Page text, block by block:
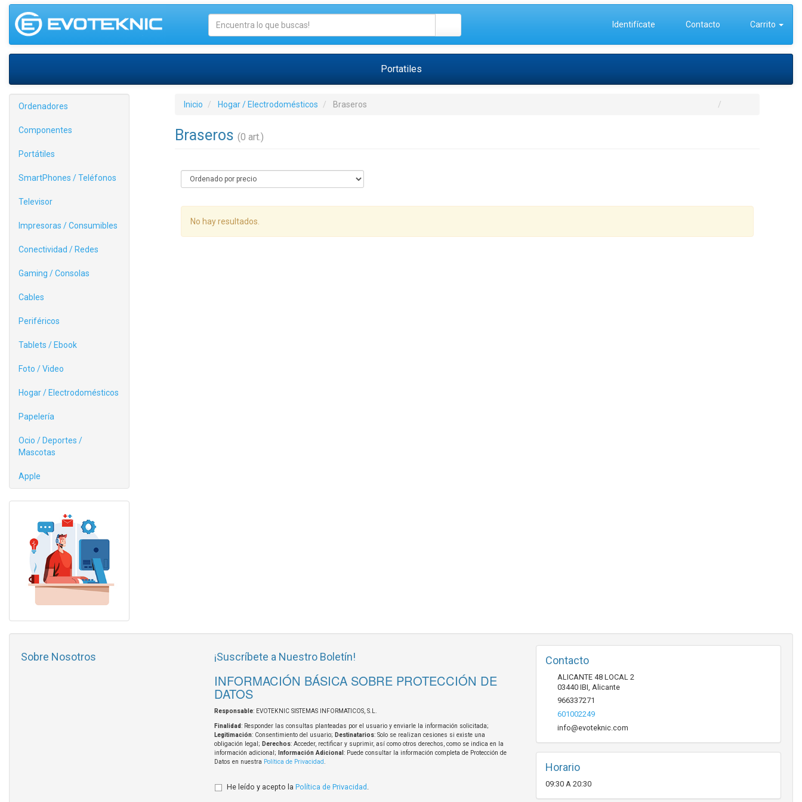
Identifícate Contacto Carrito
Portatiles
Ordenadores
Componentes
Portátiles
SmartPhones / Teléfonos
Televisor
Impresoras / Consumibles
Conectividad / Redes
Gaming / Consolas
Cables
Periféricos
Tablets / Ebook
Foto / Video
Hogar / Electrodomésticos
Papelería
Ocio / Deportes /
Mascotas
Apple
Inicio Hogar / Electrodomésticos Braseros
Braseros (0 art.)
No hay resultados.
Sobre Nosotros ¡Suscríbete a Nuestro Boletín!
INFORMACIÓN BÁSICA SOBRE PROTECCIÓN DE
DATOS
Responsable: EVOTEKNIC SISTEMAS INFORMATICOS, S.L.
Finalidad: Responder las consultas planteadas por el usuario y enviarle la información solicitada;
Legitimación: Consentimiento del usuario; Destinatarios: Solo se realizan cesiones si existe una
obligación legal; Derechos: Acceder, rectificar y suprimir, así como otros derechos, como se indica en la
información adicional;
Información Adicional : Puede consultar la información completa de Protección de
Datos en nuestra Política de Privacidad.
He leído y acepto la Política de Privacidad .
Contacto
ALICANTE 48 LOCAL 2
03440 IBI, Alicante
966337271
601002249
info@evoteknic.com
Horario
09:30 A 20:30